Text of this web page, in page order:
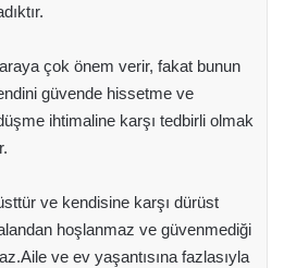
çok önem verir, fakat bunun
güvende hissetme ve
ihtimaline karşı tedbirli olmak
ve kendisine karşı dürüst
hoşlanmaz ve güvenmediği
ve ev yaşantısına fazlasıyla